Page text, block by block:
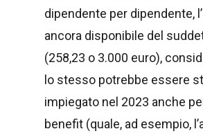
dipendente per dipendente,
ancora disponibile del
(258,23 o 3.000 euro),
lo stesso potrebbe essere
impiegato nel 2023 anche
benefit (quale, ad esempio,